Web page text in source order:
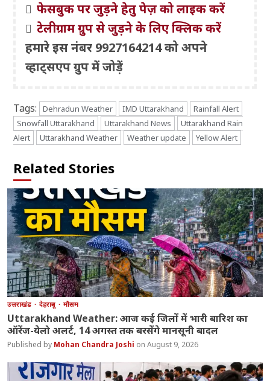
फेसबुक पर जुड़ने हेतु पेज़ को लाइक करें
टेलीग्राम ग्रुप से जुड़ने के लिए क्लिक करें
हमारे इस नंबर 9927164214 को अपने
व्हाट्सएप ग्रुप में जोड़ें
Tags: Dehradun Weather IMD Uttarakhand
Rainfall Alert
Snowfall Uttarakhand
Uttarakhand News
Uttarakhand Rain
Alert
Uttarakhand Weather Weather update Yellow Alert
Related Stories
उत्तराखंड देहरादून मौसम
Uttarakhand Weather: आज कई जिलों में भारी बारिश का
ऑरेंज-येलो अलर्ट, 14 अगस्त तक बरसेंगे मानसूनी बादल
Mohan Chandra Joshi August 9, 2026